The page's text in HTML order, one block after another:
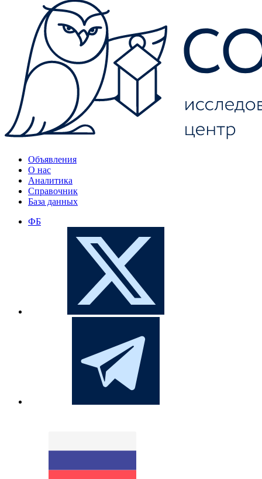
Объявления
О нас
Аналитика
Справочник
База данных
ФБ